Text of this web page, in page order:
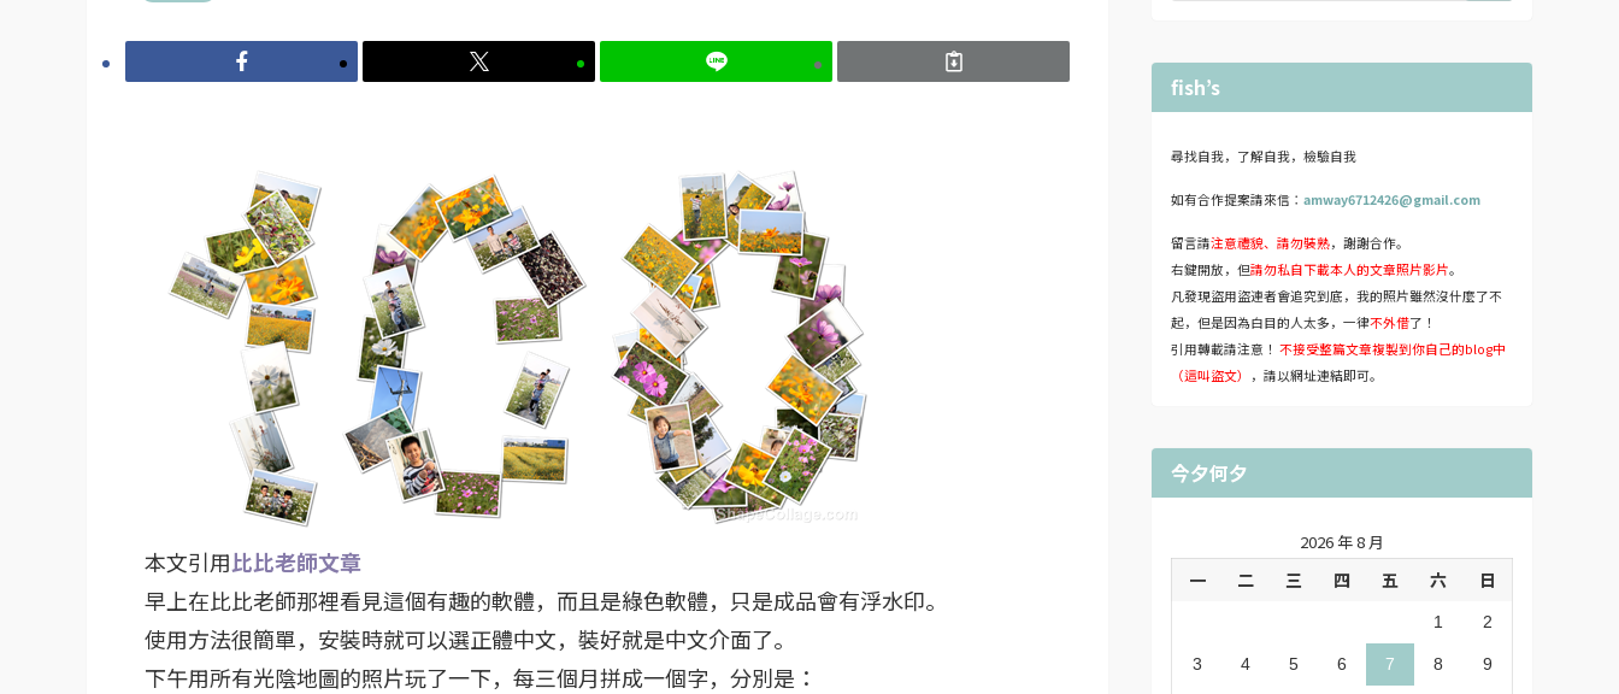
本文引用比比老師文章
早上在比比老師那裡看見這個有趣的軟體，而且是綠色軟體，只是成品會有浮水印。
使用方法很簡單，安裝時就可以選正體中文，裝好就是中文介面了。
下午用所有光陰地圖的照片玩了一下，每三個月拼成一個字，分別是：
fish’s
尋找自我，了解自我，檢驗自我
如有合作提案請來信： amway6712426@gmail.com
留言請注意禮貌、請勿裝熟，謝謝合作。
右鍵開放，但請勿私自下載本人的文章照片影片。
凡發現盜用盜連者會追究到底，我的照片雖然沒什麼了不
起，但是因為白目的人太多，一律不外借了！
引用轉載請注意！ 不接受整篇文章複製到你自己的blog中
（這叫盜文）
，請以網址連結即可。
今夕何夕
2026 年 8 月
一 二 三 四 五 六 日
1 2
3 4 5 6 7 8 9